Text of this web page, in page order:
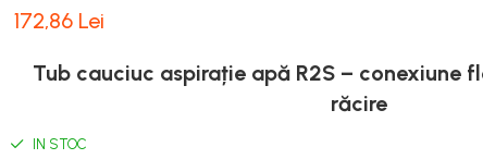
172,86 Lei
Tub cauciuc aspirație apă R2S – conexiune
răcire
IN STOC